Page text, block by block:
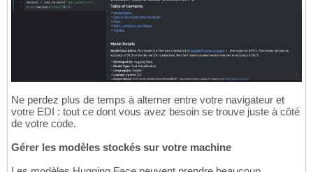
Ne perdez plus de temps à alterner entre votre navigateur et
votre EDI : tout ce dont vous avez besoin se trouve juste à côté
de votre code.
Gérer les modèles stockés sur votre machine